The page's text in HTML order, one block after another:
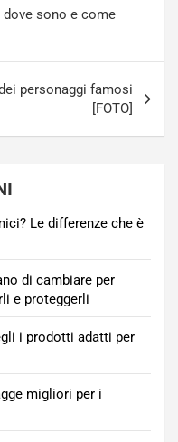
sono e come
personaggi famosi
[FOTO]
Le differenze che è
di cambiare per
e proteggerli
i prodotti adatti per
migliori per i